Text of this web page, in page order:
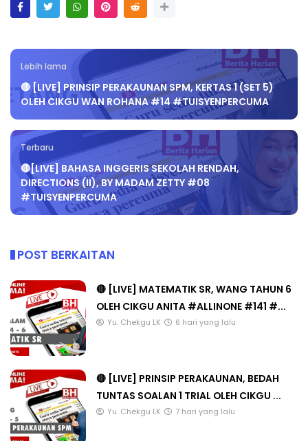
Lebih lama
🔴 [LIVE] PRINSIP PERAKAUNAN SPM, KERTAS 1 (SET 5)
OLEH CIKGU WAN ROHANA #14 #TUISYENPERCUMA
Terbaru
🔴[LIVE] BAHASA INGGERIS SEKOLAH RENDAH,
DIRECTIONS (II), BY MADAM ZETTY #08
#TUISYENPERCUMA
POST BERKAITAN
🔴 [LIVE] MATEMATIK SR, WANG TAHUN 6
OLEH CIKGU ANITA #ALLINONE #141 #...
Yu. Chekgu LK 6 hari yang lalu
🔴 [LIVE] PRINSIP PERAKAUNAN, BEDAH
TUNTAS SOALAN 1 TRIAL OLEH CIKGU ...
Yu. Chekgu LK 7 hari yang lalu